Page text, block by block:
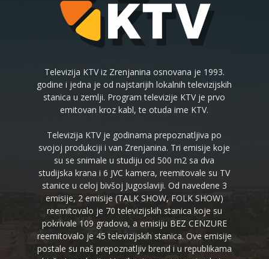
Televizija KTV iz Zrenjanina osnovana je 1993.
godine i jedna je od najstarijih lokalnih televizijskih
stanica u zemlji. Program televizije KTV je prvo
emitovan kroz kabl, te otuda ime KTV.
Televizija KTV je godinama prepoznatljiva po
svojoj produkciji i van Zrenjanina. Tri emisije koje
su se snimale u studiju od 500 m2 sa dva
studijska krana i 6 JVC kamera, reemitovale su TV
stanice u celoj bivšoj Jugoslaviji. Od navedene 3
emisije, 2 emisije (TALK SHOW, FOLK SHOW)
reemitovalo je 70 televizijskih stanica koje su
pokrivale 109 gradova, a emisiju BEZ CENZURE
reemitovalo je 45 televizijskih stanica. Ove emisije
postale su naš prepoznatljiv brend i u republikama